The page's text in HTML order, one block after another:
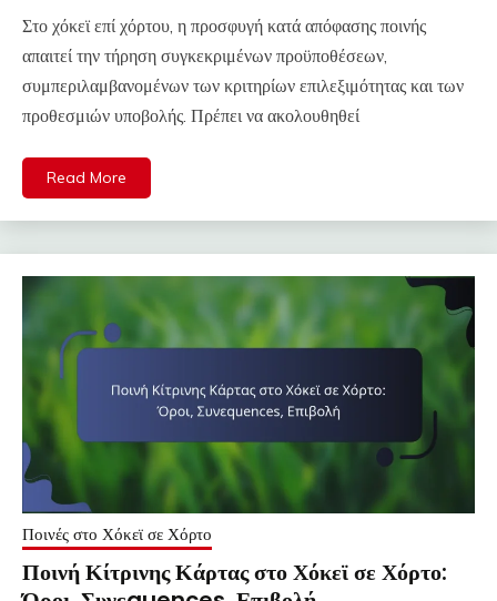
Στο χόκεϊ επί χόρτου, η προσφυγή κατά απόφασης ποινής
απαιτεί την τήρηση συγκεκριμένων προϋποθέσεων,
συμπεριλαμβανομένων των κριτηρίων επιλεξιμότητας και των
προθεσμιών υποβολής. Πρέπει να ακολουθηθεί
Read More
Ποινές στο Χόκεϊ σε Χόρτο
Ποινή Κίτρινης Κάρτας στο Χόκεϊ σε Χόρτο: